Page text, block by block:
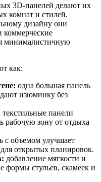
3D-панелей делают их
комнат и стилей.
дизайну они
минималистичную
как:
одна большая панель
изюминку без
текстильные панели
рабочую зону от отдыха
с объемом улучшает
открытых планировок.
добавление мягкости и
формы стульев, скамеек и